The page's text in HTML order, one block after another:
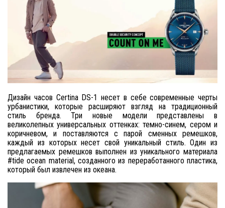
Дизайн часов Certina DS-1 несет в себе современные черты
урбанистики, которые расширяют взгляд на традиционный
стиль бренда. Три новые модели представлены в
великолепных универсальных оттенках: темно-синем, сером и
коричневом, и поставляются с парой сменных ремешков,
каждый из которых несет свой уникальный стиль. Один из
предлагаемых ремешков выполнен из уникального материала
#tide ocean material, созданного из переработанного пластика,
который был извлечен из океана.